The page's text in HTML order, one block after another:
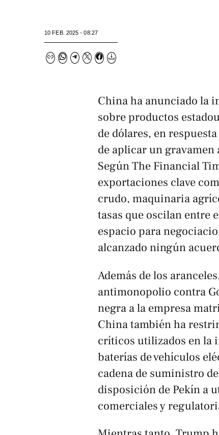
10 FEB. 2025 - 08:27
China ha anunciado la
sobre productos
de dólares, en
de aplicar un
SegúnThe Financial
exportaciones clave
crudo, maquinaria
tasas que oscilan entre
espacio para
alcanzado ningún
Además de los
antimonopolio contra
negra a la empresa
China también ha
críticos utilizados en la
baterías de vehículos
cadena de suministro
disposición de Pekín a
comerciales y